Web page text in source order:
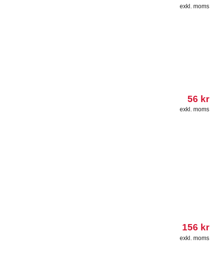
exkl. moms
56 kr
exkl. moms
156 kr
exkl. moms